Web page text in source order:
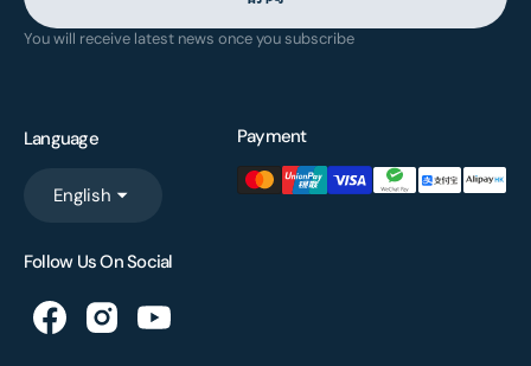
You will receive latest news once you subscribe
Language
English
Payment
Follow Us On Social